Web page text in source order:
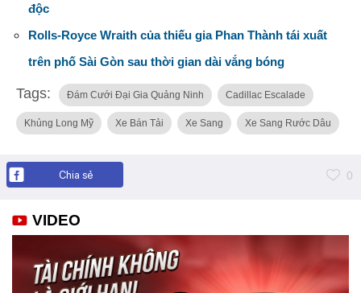
độc
Rolls-Royce Wraith của thiếu gia Phan Thành tái xuất
trên phố Sài Gòn sau thời gian dài vắng bóng
Tags: Đám Cưới Đại Gia Quảng Ninh Cadillac Escalade
Khủng Long Mỹ Xe Bán Tải Xe Sang Xe Sang Rước Dâu
Chia sẻ 0
VIDEO